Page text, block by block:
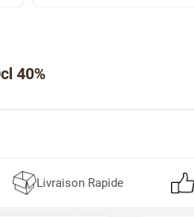
40%
Livraison Rapide